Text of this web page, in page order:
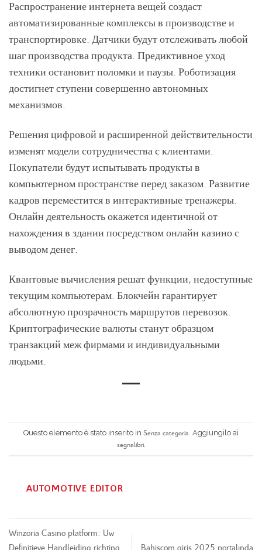
Распространение интернета вещей создаст
автоматизированные комплексы в производстве и
транспортировке. Датчики будут отслеживать любой
шаг производства продукта. Предиктивное уход
техники остановит поломки и паузы. Роботизация
достигнет ступени совершенно автономных
механизмов.
Решения цифровой и расширенной действительности
изменят модели сотрудничества с клиентами.
Покупатели будут испытывать продукты в
компьютерном пространстве перед заказом. Развитие
кадров переместится в интерактивные тренажеры.
Онлайн деятельность окажется идентичной от
нахождения в здании посредством онлайн казино с
выводом денег.
Квантовые вычисления решат функции, недоступные
текущим компьютерам. Блокчейн гарантирует
абсолютную прозрачность маршрутов перевозок.
Криптографические валюты станут образцом
транзакций меж фирмами и индивидуальными
людьми.
Questo elemento è stato inserito in Senza categoria . Aggiungilo ai
segnalibri.
AUTOMOTIVE EDITOR
Winzoria Casino platform: Uw
Definitieve Handleiding richting
Bahiscom giriş 2025 portalında